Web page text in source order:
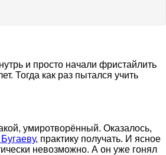
и просто начали фристайлить
Тогда как раз пытался учить
умиротворённый. Оказалось,
, практику получать. И ясное
невозможно. А он уже гонял